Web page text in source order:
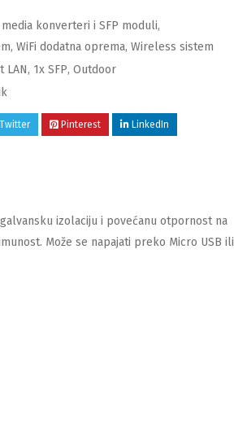
konverteri i SFP moduli,
, WiFi dodatna oprema, Wireless sistem
LAN, 1x SFP, Outdoor
Twitter Pinterest LinkedIn
izolaciju i povećanu otpornost na
Može se napajati preko Micro USB ili